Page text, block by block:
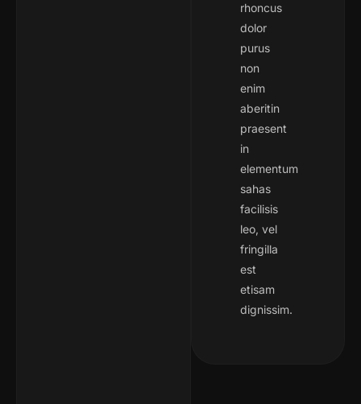
rhoncus
dolor
purus
non
enim
aberitin
praesent
in
elementum
sahas
facilisis
leo, vel
fringilla
est
etisam
dignissim.